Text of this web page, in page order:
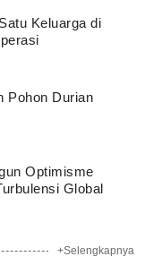
Keluarga di
Pohon Durian
Optimisme
Global
+Selengkapnya